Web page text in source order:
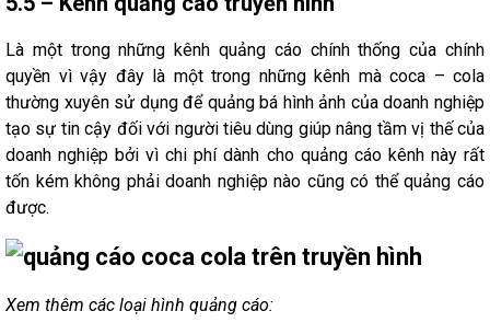
Là một trong những kênh quảng cáo chính thống của chính
quyền vì vậy đây là một trong những kênh mà coca – cola
thường xuyên sử dụng để quảng bá hình ảnh của doanh nghiệp
tạo sự tin cậy đối với người tiêu dùng giúp nâng tầm vị thế của
doanh nghiệp bởi vì chi phí dành cho quảng cáo kênh này rất
tốn kém không phải doanh nghiệp nào cũng có thể quảng cáo
được.
Xem thêm các loại hình quảng cáo: